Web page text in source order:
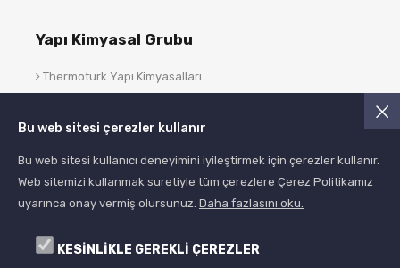
Yapı Kimyasal Grubu
Thermoturk Yapı Kimyasalları
Blog
Bu web sitesi çerezler kullanır
Bu web sitesi kullanıcı deneyimini iyileştirmek için çerezler kullanır.
Web sitemizi kullanmak suretiyle tüm çerezlere Çerez Politikamız
uyarınca onay vermiş olursunuz. Daha fazlasını oku.
KESİNLİKLE GEREKLİ ÇEREZLER